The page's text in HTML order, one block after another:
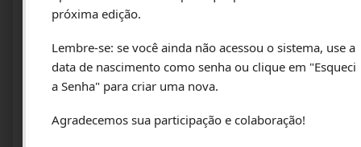
provas de carga
estáticas, foram
obtidas a partir do
do monitoramento das
próxima edição.
Lembre-se: se você ainda não acessou o sistema, use a
data de nascimento como senha ou clique em "Esqueci
a Senha" para criar uma nova.
Agradecemos sua participação e colaboração!